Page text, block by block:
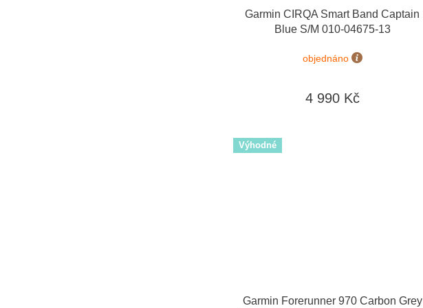
Garmin CIRQA Smart Band Captain
Blue S/M 010-04675-13
objednáno
4 990 Kč
Výhodné
Garmin Forerunner 970 Carbon Grey